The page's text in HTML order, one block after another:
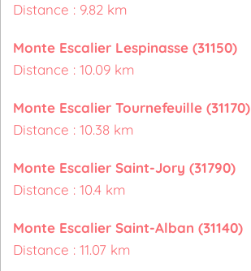
Distance : 9.82 km
Monte Escalier Lespinasse (31150)
Distance : 10.09 km
Monte Escalier Tournefeuille (31170)
Distance : 10.38 km
Monte Escalier Saint-Jory (31790)
Distance : 10.4 km
Monte Escalier Saint-Alban (31140)
Distance : 11.07 km